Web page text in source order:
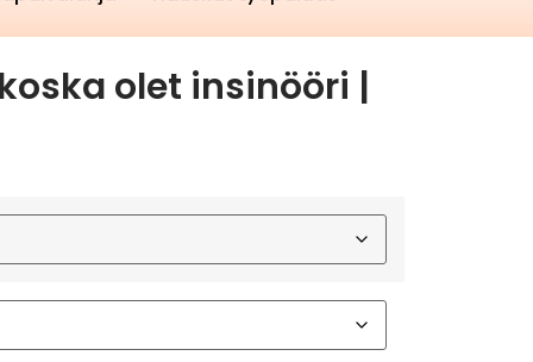
olet insinööri |